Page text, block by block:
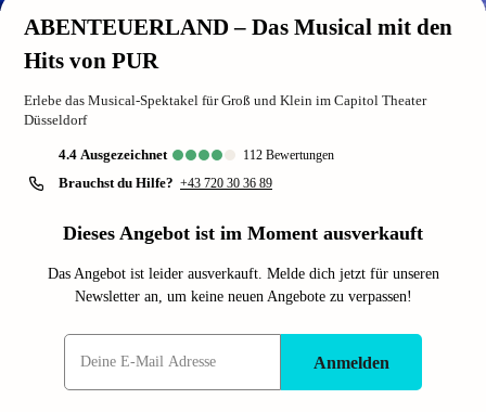
ABENTEUERLAND – Das Musical mit den
Hits von PUR
Erlebe das Musical-Spektakel für Groß und Klein im Capitol Theater
Düsseldorf
4.4 ausgezeichnet 112 Bewertungen
Brauchst du Hilfe? +43 720 30 36 89
Dieses Angebot ist im Moment ausverkauft
Das Angebot ist leider ausverkauft. Melde dich jetzt für unseren
Newsletter an, um keine neuen Angebote zu verpassen!
Anmelden